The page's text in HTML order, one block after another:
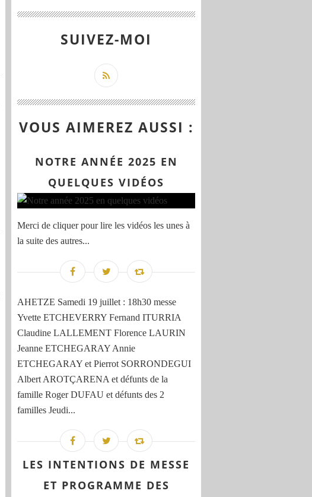
SUIVEZ-MOI
VOUS AIMEREZ AUSSI :
NOTRE ANNÉE 2025 EN
QUELQUES VIDÉOS
Merci de cliquer pour lire les vidéos les unes à
la suite des autres...
AHETZE Samedi 19 juillet : 18h30 messe
Yvette ETCHEVERRY Fernand ITURRIA
Claudine LALLEMENT Florence LAURIN
Jeanne ETCHEGARAY Annie
ETCHEGARAY et Pierrot SORRONDEGUI
Albert AROTÇARENA et défunts de la
famille Roger DUFAU et défunts des 2
familles Jeudi...
LES INTENTIONS DE MESSE
ET PROGRAMME DES